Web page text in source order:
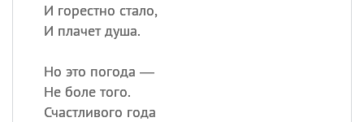
И горестно стало,
И плачет душа.
Но это погода —
Не боле того.
Счастливого года